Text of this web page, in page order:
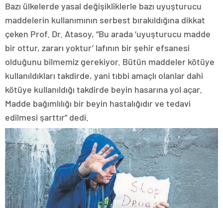
Bazı ülkelerde yasal değişikliklerle bazı uyuşturucu
maddelerin kullanımının serbest bırakıldığına dikkat
çeken Prof. Dr. Atasoy, “Bu arada ‘uyuşturucu madde
bir ottur, zararı yoktur’ lafının bir şehir efsanesi
olduğunu bilmemiz gerekiyor. Bütün maddeler kötüye
kullanıldıkları takdirde, yani tıbbi amaçlı olanlar dahi
kötüye kullanıldığı takdirde beyin hasarına yol açar.
Madde bağımlılığı bir beyin hastalığıdır ve tedavi
edilmesi şarttır” dedi.